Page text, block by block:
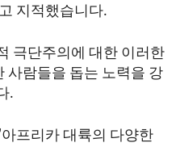
지적했습니다.
극단주의에 대한 이러한
사람들을 돕는 노력을 강
.
프리카 대륙의 다양한